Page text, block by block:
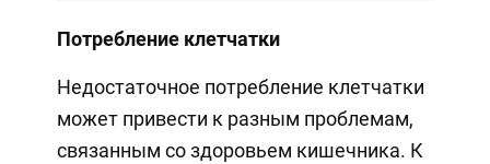
Потребление клетчатки
Недостаточное потребление клетчатки
может привести к разным проблемам,
связанным со здоровьем кишечника. К